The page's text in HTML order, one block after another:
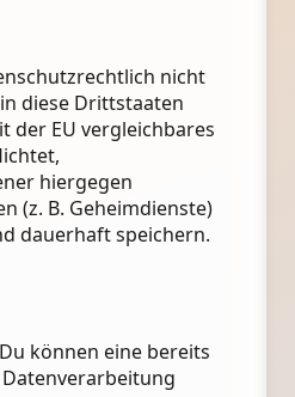
nicht
diese Drittstaaten
der EU vergleichbares
hiergegen
(z. B. Geheimdienste)
dauerhaft speichern.
können eine bereits